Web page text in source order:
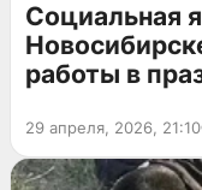
Социальная
работы в
29 апреля, 2026, 21:10